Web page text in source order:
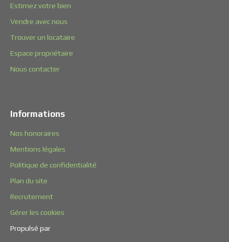
Estimez votre bien
Vendre avec nous
Trouver un locataire
Espace propriétaire
Nous contacter
Informations
Nos honoraires
Mentions légales
Politique de confidentialité
Plan du site
Recrutement
Gérer les cookies
Propulsé par